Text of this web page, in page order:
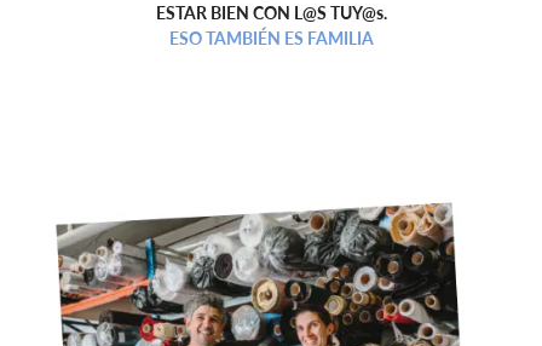
ESTAR BIEN CON L@S TUY@s.
ESO TAMBIÉN ES FAMILIA